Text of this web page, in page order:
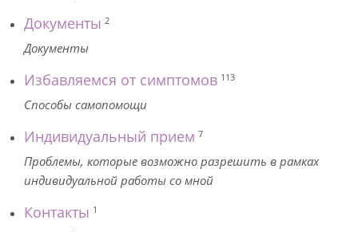
Документы 2
Документы
Избавляемся от симптомов 113
Способы самопомощи
Индивидуальный прием 7
Проблемы, которые возможно разрешить в рамках
индивидуальной работы со мной
Контакты 1